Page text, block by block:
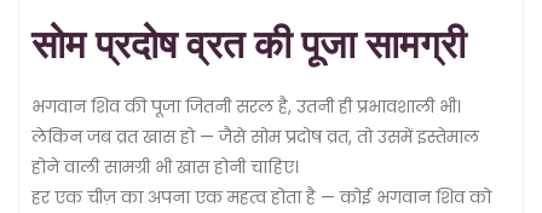
सोम प्रदोष व्रत की पूजा सामग्री
भगवान शिव की पूजा जितनी सरल है, उतनी ही प्रभावशाली भी।
लेकिन जब व्रत खास हो — जैसे सोम प्रदोष व्रत, तो उसमें इस्तेमाल
होने वाली सामग्री भी खास होनी चाहिए।
हर एक चीज़ का अपना एक महत्व होता है — कोई भगवान शिव को